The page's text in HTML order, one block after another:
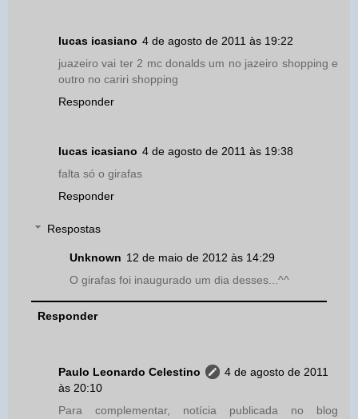
lucas icasiano 4 de agosto de 2011 às 19:22
juazeiro vai ter 2 mc donalds um no jazeiro shopping e
outro no cariri shopping
Responder
lucas icasiano 4 de agosto de 2011 às 19:38
falta só o girafas
Responder
Respostas
Unknown 12 de maio de 2012 às 14:29
O girafas foi inaugurado um dia desses...^^
Responder
Paulo Leonardo Celestino
4 de agosto de 2011
às 20:10
Para complementar, notícia publicada no blog